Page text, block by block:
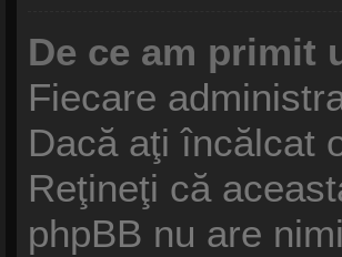
De ce am primit
Fiecare
Dacă aţi încălcat
Reţineţi că
phpBB nu are